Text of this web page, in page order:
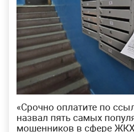
«Срочно оплатите по
назвал пять самых
мошенников в сфере